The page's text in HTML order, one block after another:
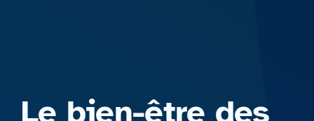
Le bien-être des